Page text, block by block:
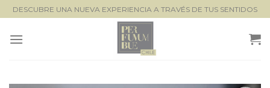
Saltar
al
contenido
DESCUBRE UNA NUEVA EXPERIENCIA A TRAVÉS DE TUS SENTIDOS